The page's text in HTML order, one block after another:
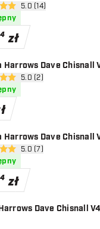
otwórz panel recenzji
oceny5.0 (14)
zł
Harrows Dave Chisnall
otwórz panel recenzji
oceny5.0 (2)
Harrows Dave Chisnall
otwórz panel recenzji
oceny5.0 (7)
zł
Dave Chisnall